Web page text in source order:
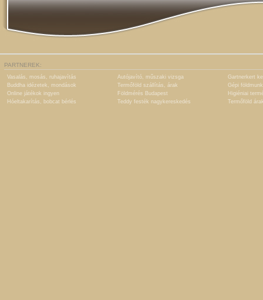
PARTNEREK:
Vasalás, mosás, ruhajavítás Autójavító, műszaki vizsga
Gartnerkert
Buddha idézetek, mondások
Termőföld szállítás, árak
Gépi
Online játékok ingyen
Földmérés Budapest
Higiéniai
Hóeltakarítás, bobcat bérlés
Teddy festék nagykereskedés Termőföld